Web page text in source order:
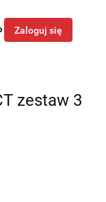
Zaloguj się
zestaw 3